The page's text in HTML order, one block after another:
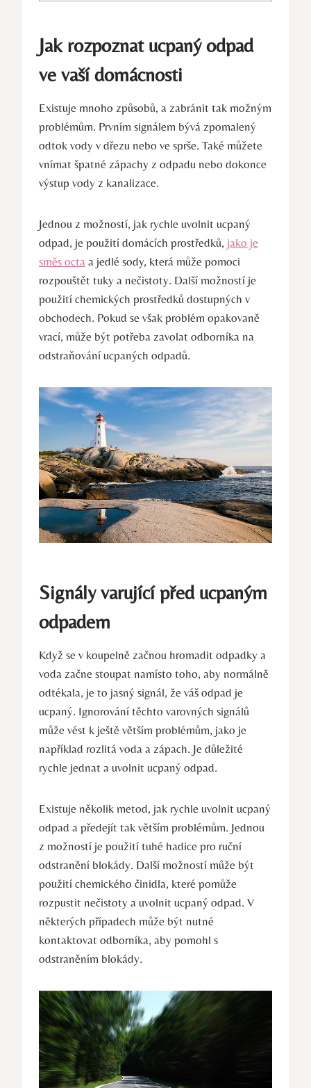
Jak rozpoznat ucpaný odpad
ve vaší domácnosti
Existuje mnoho způsobů, a zabránit tak možným
problémům. Prvním signálem bývá zpomalený
odtok vody v dřezu nebo ve sprše. Také můžete
vnímat špatné zápachy z odpadu nebo dokonce
výstup vody z kanalizace.
Jednou z možností, jak rychle uvolnit ucpaný
odpad, je použití domácích prostředků, jako je
směs octa a jedlé sody, která může pomoci
rozpouštět tuky a nečistoty. Další možností je
použití chemických prostředků dostupných v
obchodech. Pokud se však problém opakovaně
vrací, může být potřeba zavolat odborníka na
odstraňování ucpaných odpadů.
Signály varující před ucpaným
odpadem
Když se v koupelně začnou hromadit odpadky a
voda začne stoupat namísto toho, aby normálně
odtékala, je to jasný signál, že váš odpad je
ucpaný. Ignorování těchto varovných signálů
může vést k ještě větším problémům, jako je
například rozlitá voda a zápach. Je důležité
rychle jednat a uvolnit ucpaný odpad.
Existuje několik metod, jak rychle uvolnit ucpaný
odpad a předejít tak větším problémům. Jednou
z možností je použití tuhé hadice pro ruční
odstranění blokády. Další možností může být
použití chemického činidla, které pomůže
rozpustit nečistoty a uvolnit ucpaný odpad. V
některých případech může být nutné
kontaktovat odborníka, aby pomohl s
odstraněním blokády.